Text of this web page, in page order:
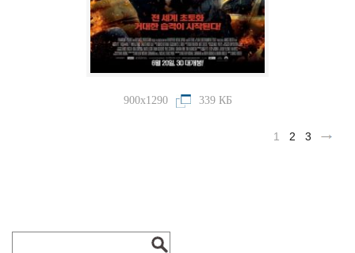
900x1290 339 КБ
1 2 3